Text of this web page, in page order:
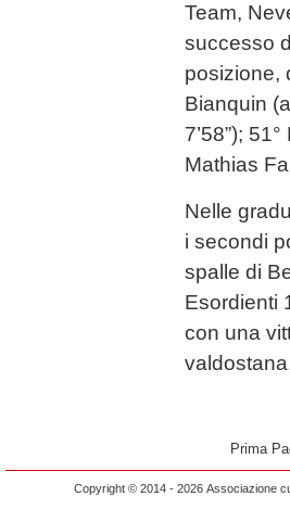
Team,
successo
posizione,
Bianquin
7’58”);
Mathias
Nelle
i secondi
spalle di
Esordienti
con una
Prima
Copyright © 2014 - 2026 Associazione